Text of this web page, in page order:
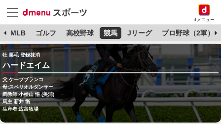
dメニュー
MLB ゴルフ 高校野球 競馬 Jリーグ プロ野球（2軍）
牡 栗毛 登録抹消
ハードエイム
父:ケープブランコ
母:スペリオルダンサー
調教師:小桧山 悟 (美浦)
馬主:新井 衛
生産者:広富牧場